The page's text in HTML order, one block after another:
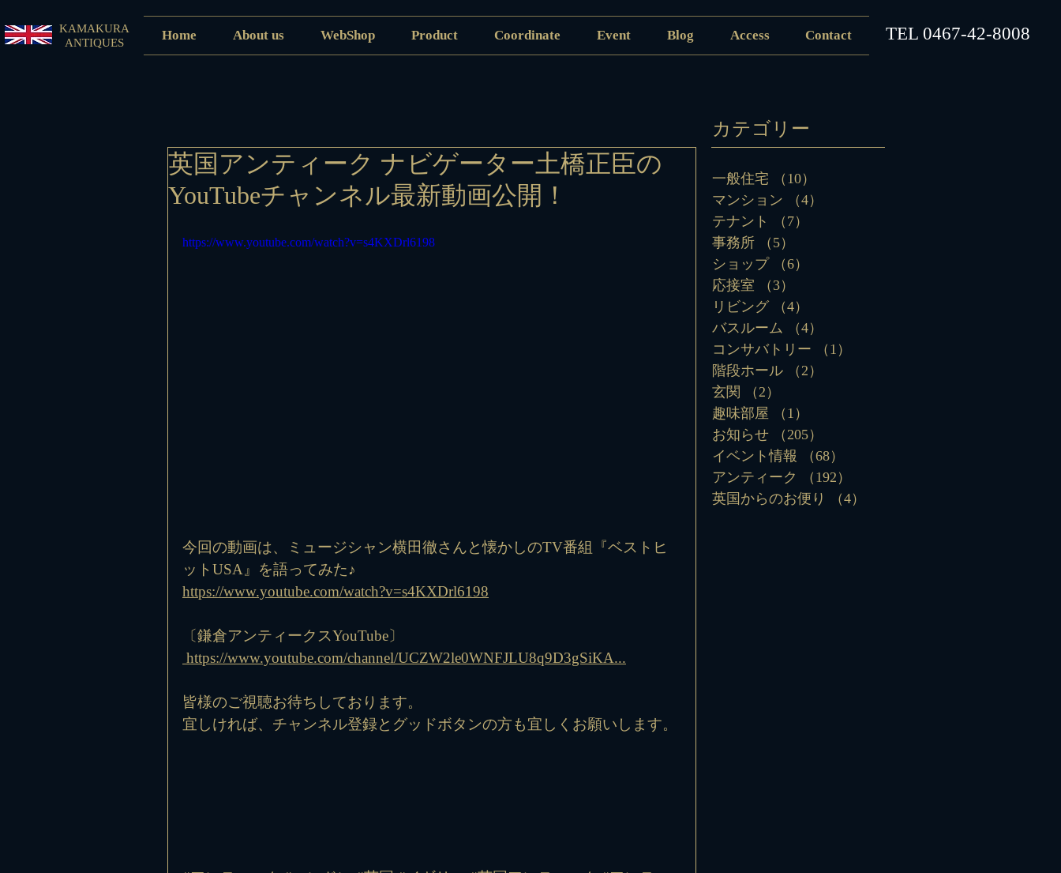
KAMAKURA
ANTIQUES
Home About us WebShop Product Coordinate Event Blog Access Contact ​TEL 0467-42-8008
英国アンティーク ナビゲーター土橋正臣の
YouTubeチャンネル最新動画公開！
https://www.youtube.com/watch?v=s4KXDrl6198
今回の動画は、ミュージシャン横田徹さんと懐かしのTV番組『ベストヒ
ットUSA』を語ってみた♪
https://www.youtube.com/watch?v=s4KXDrl6198
〔鎌倉アンティークスYouTube〕
https://www.youtube.com/channel/UCZW2le0WNFJLU8q9D3gSiKA...
皆様のご視聴お待ちしております。
宜しければ、チャンネル登録とグッドボタンの方も宜しくお願いします。
カテゴリー
一般住宅 （10）
マンション
（4）
テナント
（7）
事務所
（5）
ショップ
（6）
応接室
（3）
リビング
（4）
バスルーム
（4）
コンサバトリー
（1）
階段ホール
（2）
玄関
（2）
趣味部屋
（1）
お知らせ
（205）
イベント情報
（68）
アンティーク
（192）
英国からのお便り
（4）